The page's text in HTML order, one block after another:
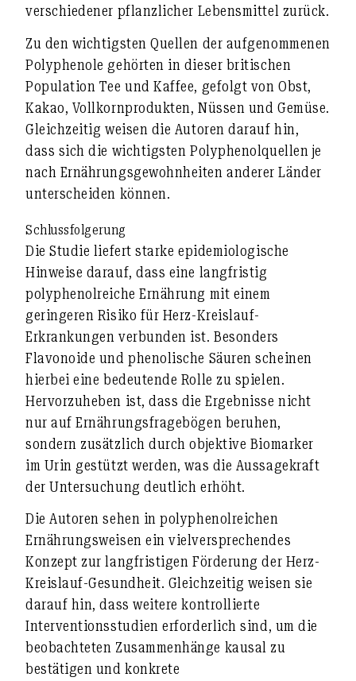
verschiedener pflanzlicher Lebensmittel zurück.
Zu den wichtigsten Quellen der aufgenommenen
Polyphenole gehörten in dieser britischen
Population Tee und Kaffee, gefolgt von Obst,
Kakao, Vollkornprodukten, Nüssen und Gemüse.
Gleichzeitig weisen die Autoren darauf hin,
dass sich die wichtigsten Polyphenolquellen je
nach Ernährungsgewohnheiten anderer Länder
unterscheiden können.
Schlussfolgerung
Die Studie liefert starke epidemiologische
Hinweise darauf, dass eine langfristig
polyphenolreiche Ernährung mit einem
geringeren Risiko für Herz-Kreislauf-
Erkrankungen verbunden ist. Besonders
Flavonoide und phenolische Säuren scheinen
hierbei eine bedeutende Rolle zu spielen.
Hervorzuheben ist, dass die Ergebnisse nicht
nur auf Ernährungsfragebögen beruhen,
sondern zusätzlich durch objektive Biomarker
im Urin gestützt werden, was die Aussagekraft
der Untersuchung deutlich erhöht.
Die Autoren sehen in polyphenolreichen
Ernährungsweisen ein vielversprechendes
Konzept zur langfristigen Förderung der Herz-
Kreislauf-Gesundheit. Gleichzeitig weisen sie
darauf hin, dass weitere kontrollierte
Interventionsstudien erforderlich sind, um die
beobachteten Zusammenhänge kausal zu
bestätigen und konkrete